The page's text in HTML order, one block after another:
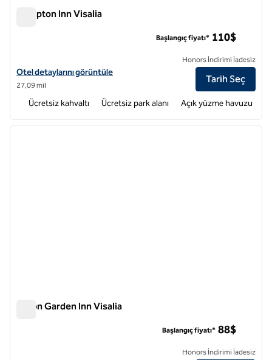
Hampton Inn Visalia
Hampton Inn Visalia için otel detaylarını görüntüleyin
Otel detaylarını görüntüle
27,09 mil
Başlangıç fiyatı* 110$
Honors İndirimi İadesiz
Tarih Seç
Ücretsiz kahvaltı Ücretsiz park alanı Açık yüzme havuzu
1 / 12
Hilton Garden Inn Visalia
Başlangıç fiyatı* 88$
Honors İndirimi İadesiz